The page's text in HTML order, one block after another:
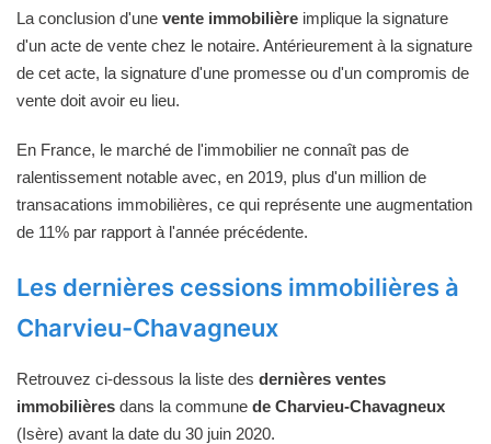
La conclusion d'une vente immobilière implique la signature
d'un acte de vente chez le notaire. Antérieurement à la signature
de cet acte, la signature d'une promesse ou d'un compromis de
vente doit avoir eu lieu.
En France, le marché de l'immobilier ne connaît pas de
ralentissement notable avec, en 2019, plus d'un million de
transacations immobilières, ce qui représente une augmentation
de 11% par rapport à l'année précédente.
Les dernières cessions immobilières à
Charvieu-Chavagneux
Retrouvez ci-dessous la liste des dernières ventes
immobilières dans la commune de Charvieu-Chavagneux
(Isère) avant la date du 30 juin 2020.